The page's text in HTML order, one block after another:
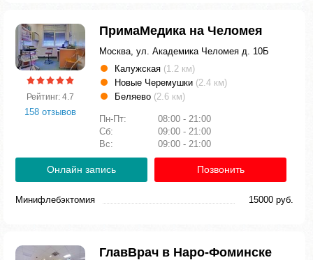
Рейтинг: 4.7
158 отзывов
ПримаМедика на Челомея
Москва, ул. Академика Челомея д. 10Б
Калужская (1.2 км)
Новые Черемушки (2.4 км)
Беляево (2.6 км)
Пн-Пт:
08:00 - 21:00
Сб:
09:00 - 21:00
Вс:
09:00 - 21:00
Онлайн запись Позвонить
Минифлебэктомия 15000 руб.
ГлавВрач в Наро-Фоминске